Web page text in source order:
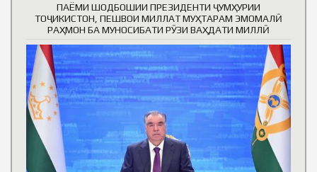
ПАЁМИ ШОДБОШИИ ПРЕЗИДЕНТИ ҶУМҲУРИИ
ТОҶИКИСТОН, ПЕШВОИ МИЛЛАТ МУҲТАРАМ ЭМОМАЛӢ
РАҲМОН БА МУНОСИБАТИ РӮЗИ ВАҲДАТИ МИЛЛӢ